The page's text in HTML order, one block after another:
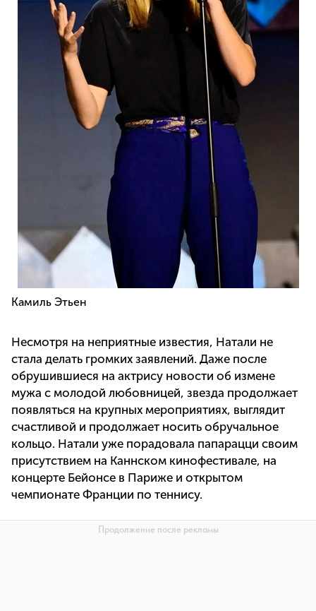
Камиль Этьен
Несмотря на неприятные известия, Натали не
стала делать громких заявлений. Даже после
обрушившиеся на актрису новости об измене
мужа с молодой любовницей, звезда продолжает
появляться на крупных мероприятиях, выглядит
счастливой и продолжает носить обручальное
кольцо. Натали уже порадовала папарацци своим
присутствием на Каннском кинофестивале, на
концерте Бейонсе в Париже и открытом
чемпионате Франции по теннису.